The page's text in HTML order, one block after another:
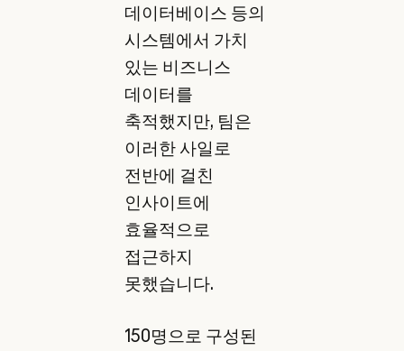
데이터베이스 등의
시스템에서 가치
있는 비즈니스
데이터를
축적했지만, 팀은
이러한 사일로
전반에 걸친
인사이트에
효율적으로
접근하지
못했습니다.
150명으로 구성된